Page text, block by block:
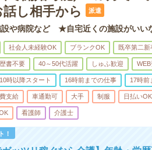
し相手から
派遣
設や病院など ★自宅近くの施設がいい
社会人未経験OK ブランクOK 既卒第二新
書不要 40～50代活躍 しゅふ歓迎
時以降スタート 16時前までの仕事 17時前
支給 車通勤可 大手 制服 日払いOK
看護師 介護士
！